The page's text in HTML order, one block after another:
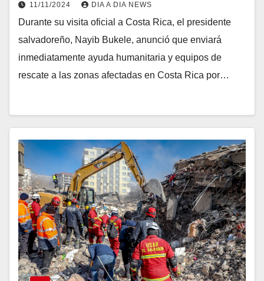
11/11/2024 DIA A DIA NEWS
Durante su visita oficial a Costa Rica, el presidente
salvadoreño, Nayib Bukele, anunció que enviará
inmediatamente ayuda humanitaria y equipos de
rescate a las zonas afectadas en Costa Rica por…